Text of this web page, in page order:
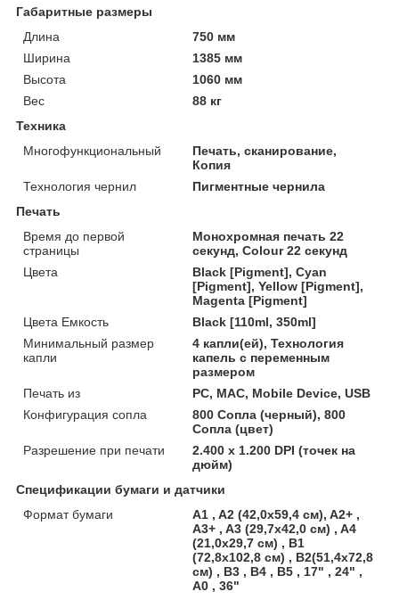
Габаритные размеры
Длина
750 мм
Ширина
1385 мм
Высота
1060 мм
Вес
88 кг
Техника
Многофункциональный
Печать, сканирование,
Копия
Технология чернил
Пигментные чернила
Печать
Время до первой
страницы
Монохромная печать 22
секунд, Colour 22 секунд
Цвета
Black [Pigment], Cyan
[Pigment], Yellow [Pigment],
Magenta [Pigment]
Цвета Емкость
Black [110ml, 350ml]
Минимальный размер
капли
4 капли(ей), Технология
капель с переменным
размером
Печать из
PC, MAC, Mobile Device, USB
Конфигурация сопла
800 Сопла (черный), 800
Сопла (цвет)
Разрешение при печати
2.400 x 1.200 DPI (точек на
дюйм)
Спецификации бумаги и датчики
Формат бумаги
A1 , A2 (42,0x59,4 см), A2+ ,
A3+ , A3 (29,7x42,0 см) , A4
(21,0x29,7 см) , B1
(72,8x102,8 см) , B2(51,4x72,8
см) , B3 , B4 , B5 , 17" , 24" ,
A0 , 36"